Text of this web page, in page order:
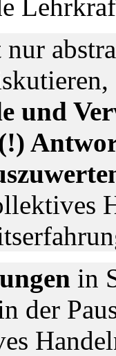
nur
und
in
der